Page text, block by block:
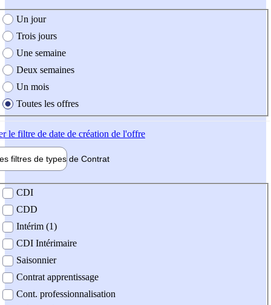
création de l'offre
Un jour
Trois jours
Une semaine
Deux semaines
Un mois
Toutes les offres
le filtre de date de création de l'offre
filtres de types de Contrat
contrat
CDI
CDD
Intérim (1)
CDI Intérimaire
Saisonnier
Contrat apprentissage
Cont. professionnalisation